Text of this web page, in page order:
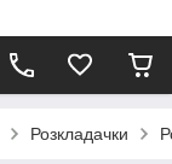
Розкладачки